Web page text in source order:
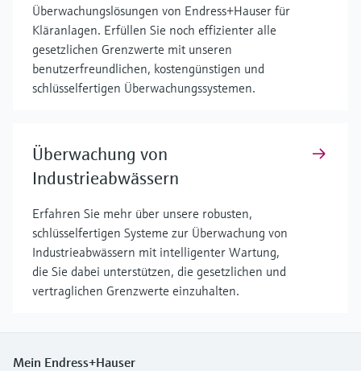
Überwachungslösungen von Endress+Hauser für
Kläranlagen. Erfüllen Sie noch effizienter alle
gesetzlichen Grenzwerte mit unseren
benutzerfreundlichen, kostengünstigen und
schlüsselfertigen Überwachungssystemen.
Überwachung von
Industrieabwässern
Erfahren Sie mehr über unsere robusten,
schlüsselfertigen Systeme zur Überwachung von
Industrieabwässern mit intelligenter Wartung,
die Sie dabei unterstützen, die gesetzlichen und
vertraglichen Grenzwerte einzuhalten.
Mein Endress+Hauser